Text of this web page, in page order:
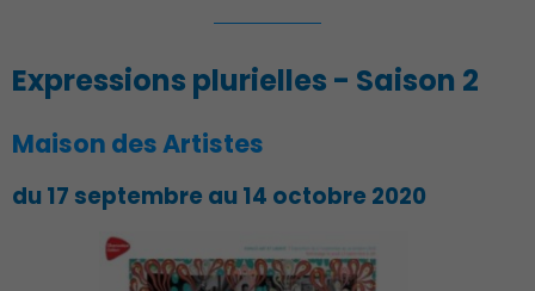
Expressions plurielles - Saison 2
Maison des Artistes
du 17 septembre au 14 octobre 2020